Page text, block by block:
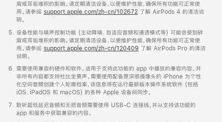
屑或耳垢堆积的影响。请定期清洁设备，以便维护性能，确保所有功能可正常使
用。请参阅 support.apple.com/zh-cn/102672 了解 AirPods 4 的清洁说
明。
设备性能与噪声控制功能 (主动降噪、自适应音频和通透模式等) 可能会受到碎
屑或耳垢堆积的影响。请定期清洁设备，以便维护性能，确保所有功能可正常使
用。请参阅 support.apple.com/zh-cn/120409 了解 AirPods Pro 的清洁
说明。
需要使用兼容的硬件和软件。适用于支持此功能的 app 中播放的兼容内容。并
非所有内容都支持杜比全景声。需要使用配备原深感摄像头的 iPhone 为个性
化空间音频创建个人轮廓档案，该信息将在运行最新版本操作系统软件 (包括
iOS、iPadOS 和 macOS) 的各种 Apple 设备间同步。
聆听超低延迟音频和无损音频需要使用 USB-C 连接线，并从支持该功能的
app 和服务中获取兼容的内容。